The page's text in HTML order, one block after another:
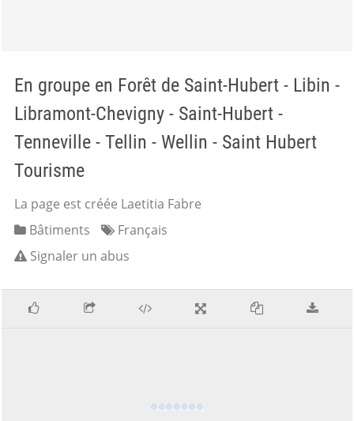
En groupe en Forêt de Saint-Hubert - Libin -
Libramont-Chevigny - Saint-Hubert -
Tenneville - Tellin - Wellin - Saint Hubert
Tourisme
La page est créée Laetitia Fabre
Bâtiments
Français
Signaler un abus